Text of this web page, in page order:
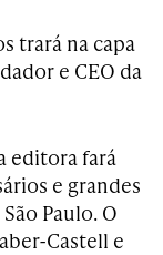
trará na capa
e CEO da
editora fará
e grandes
Paulo. O
Castell e